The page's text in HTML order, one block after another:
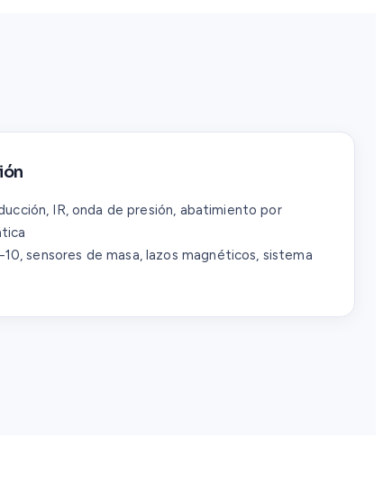
IR, onda de presión, abatimiento por
sensores de masa, lazos magnéticos, sistema